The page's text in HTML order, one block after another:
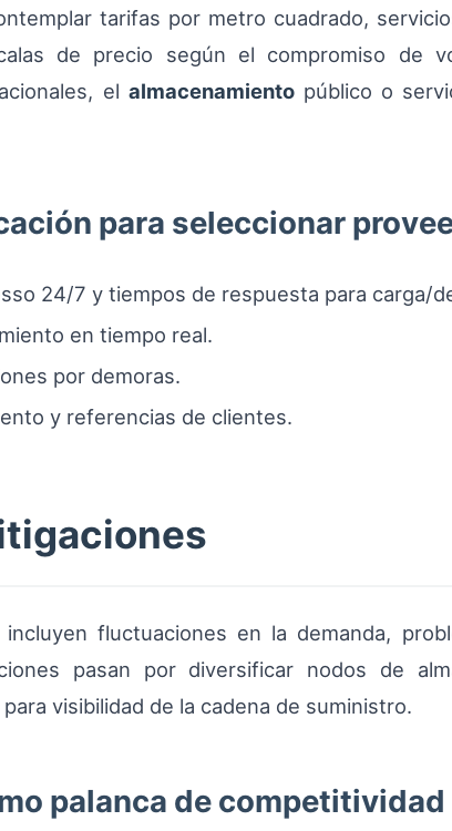
tarifas por metro cuadrado,
de precio según el compromiso de
el almacenamientopúblico o
para seleccionar
24/7 y tiempos de respuesta para carga/
en tiempo real.
por demoras.
y referencias de clientes.
fluctuaciones en la demanda,
pasan por diversificar nodos de
visibilidad de la cadena de suministro.
palanca de competitividad